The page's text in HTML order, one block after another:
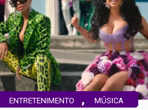
ENTRETENIMENTO , MÚSICA